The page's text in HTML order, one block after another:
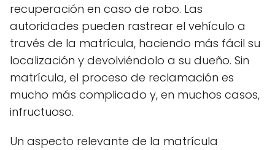
recuperación en caso de robo. Las
autoridades pueden rastrear el vehículo a
través de la matrícula, haciendo más fácil su
localización y devolviéndolo a su dueño. Sin
matrícula, el proceso de reclamación es
mucho más complicado y, en muchos casos,
infructuoso.
Un aspecto relevante de la matrícula